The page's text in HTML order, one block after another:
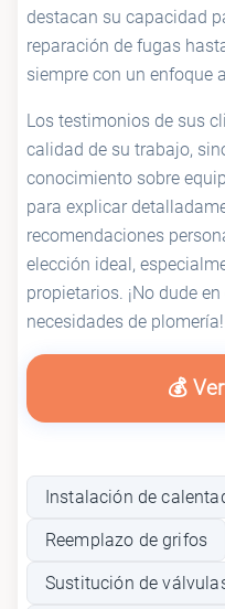
destacan su capacidad
reparación de fugas
siempre con un enfoque
Los testimonios de sus
calidad de su trabajo,
conocimiento sobre
para explicar
recomendaciones
elección ideal,
propietarios. ¡No dude
necesidades de plomería!
💰
Instalación de
Reemplazo de grifos
Sustitución de